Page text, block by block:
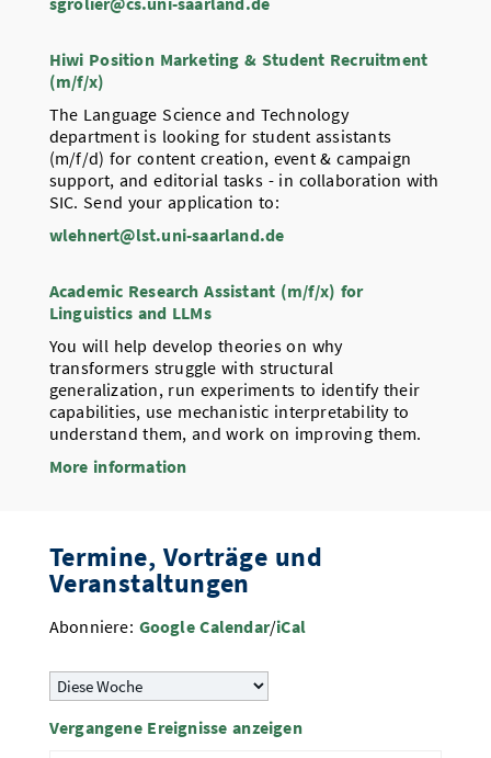
Hiwi Position Marketing & Student Recruitment
(m/f/x)
The Language Science and Technology
department is looking for student assistants
(m/f/d) for content creation, event & campaign
support, and editorial tasks - in collaboration with
SIC. Send your application to:
wlehnert@lst.uni-saarland.de
Academic Research Assistant (m/f/x) for
Linguistics and LLMs
You will help develop theories on why
transformers struggle with structural
generalization, run experiments to identify their
capabilities, use mechanistic interpretability to
understand them, and work on improving them.
More information
Termine, Vorträge und
Veranstaltungen
Abonniere: Google Calendar/iCal
Auswahl
der
Vergangene Ereignisse anzeigen